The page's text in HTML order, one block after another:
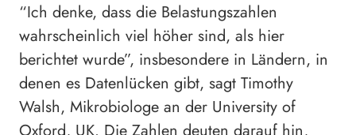
“Ich denke, dass die Belastungszahlen
wahrscheinlich viel höher sind, als hier
berichtet wurde”, insbesondere in Ländern, in
denen es Datenlücken gibt, sagt Timothy
Walsh, Mikrobiologe an der University of